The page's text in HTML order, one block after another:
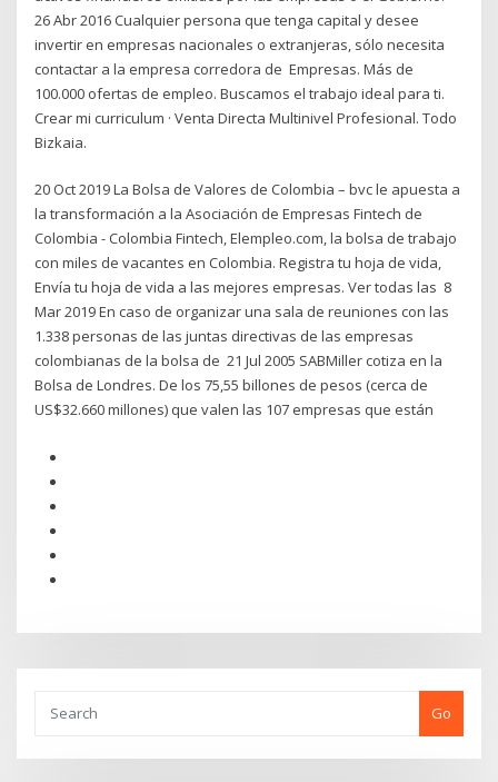
26 Abr 2016 Cualquier persona que tenga capital y desee
invertir en empresas nacionales o extranjeras, sólo necesita
contactar a la empresa corredora de Empresas. Más de
100.000 ofertas de empleo. Buscamos el trabajo ideal para ti.
Crear mi curriculum · Venta Directa Multinivel Profesional. Todo
Bizkaia.
20 Oct 2019 La Bolsa de Valores de Colombia – bvc le apuesta a
la transformación a la Asociación de Empresas Fintech de
Colombia - Colombia Fintech, Elempleo.com, la bolsa de trabajo
con miles de vacantes en Colombia. Registra tu hoja de vida,
Envía tu hoja de vida a las mejores empresas. Ver todas las 8
Mar 2019 En caso de organizar una sala de reuniones con las
1.338 personas de las juntas directivas de las empresas
colombianas de la bolsa de 21 Jul 2005 SABMiller cotiza en la
Bolsa de Londres. De los 75,55 billones de pesos (cerca de
US$32.660 millones) que valen las 107 empresas que están
Go